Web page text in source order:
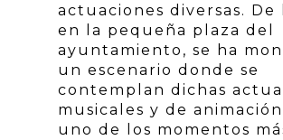
actuaciones diversas. De
en la pequeña plaza del
ayuntamiento, se ha
un escenario donde se
contemplan dichas
musicales y de
uno de los momentos